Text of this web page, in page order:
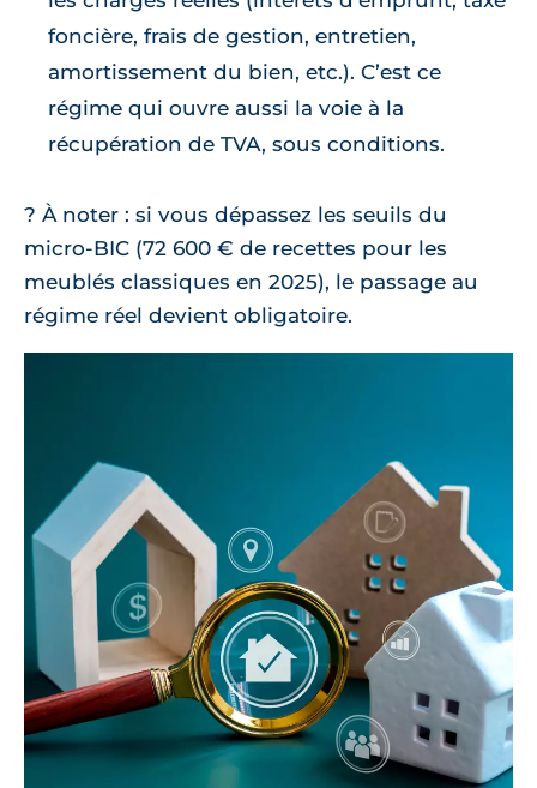
foncière, frais de gestion, entretien,
amortissement du bien, etc.). C’est ce
régime qui ouvre aussi la voie à la
récupération de TVA, sous conditions.
? À noter : si vous dépassez les seuils du
micro-BIC (72 600 € de recettes pour les
meublés classiques en 2025), le passage au
régime réel devient obligatoire.